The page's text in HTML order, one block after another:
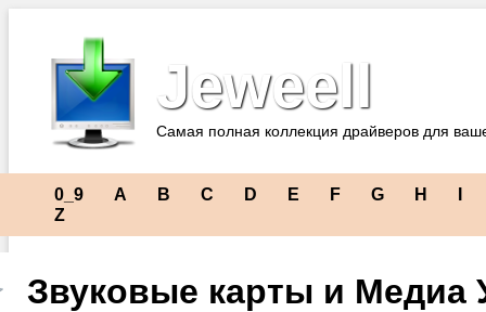
Jeweell
Самая полная коллекция драйверов для
0_9 A B C D E F G H
Z
Звуковые карты и Медиа